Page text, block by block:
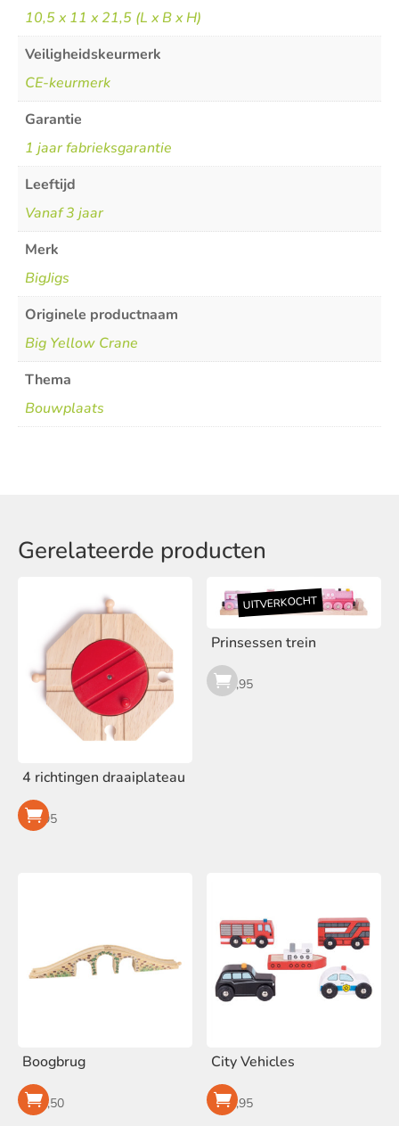
10,5 x 11 x 21,5 (L x B x H)
Veiligheidskeurmerk
CE-keurmerk
Garantie
1 jaar fabrieksgarantie
Leeftijd
Vanaf 3 jaar
Merk
BigJigs
Originele productnaam
Big Yellow Crane
Thema
Bouwplaats
Gerelateerde producten
4 richtingen draaiplateau
€4,95
Prinsessen trein
€18,95
Boogbrug
€13,50
City Vehicles
€18,95